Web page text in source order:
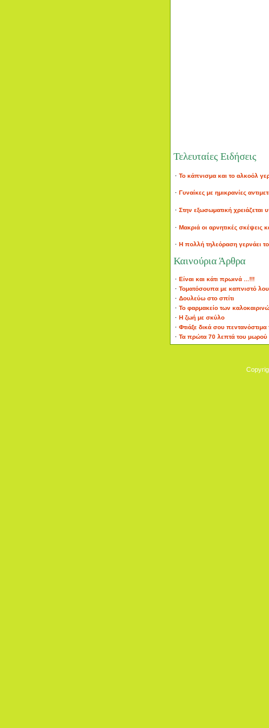
Τελευταίες Ειδήσεις
· Το κάπνισμα και το αλκοόλ
· Γυναίκες με ημικρανίες
· Στην εξωσωματική χρειάζεται
· Μακριά οι αρνητικές σκέψεις
· Η πολλή τηλεόραση γερνάει
Καινούρια Άρθρα
· Είναι και κάτι πρωινά ...!!!
· Τοματόσουπα με καπνιστό
· Δουλεύω στο σπίτι
· Το φαρμακείο των
· Η ζωή με σκύλο
· Φτιάξε δικά σου
· Τα πρώτα 70 λεπτά του μωρού